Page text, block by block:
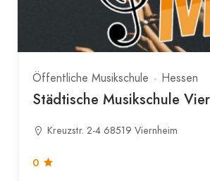
Öffentliche Musikschule Hessen
Städtische Musikschule
Kreuzstr. 2-4 68519 Viernheim
0